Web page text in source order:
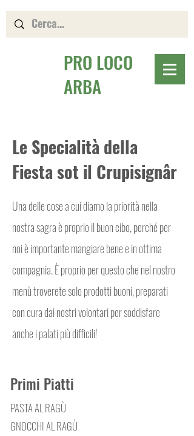
PRO LOCO
ARBA
Le Specialità della
Fiesta sot il Crupisignâr
Una delle cose a cui diamo la priorità nella
nostra sagra è proprio il buon cibo, perché per
noi è importante mangiare bene e in ottima
compagnia. È proprio per questo che nel nostro
menù troverete solo prodotti buoni, preparati
con cura dai nostri volontari per soddisfare
anche i palati più difficili!
Primi Piatti
PASTA AL RAGÙ
GNOCCHI AL RAGÙ